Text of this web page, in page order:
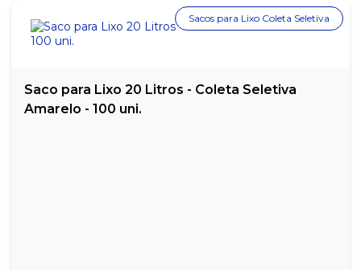
MARGARINA CREMOSA SEM SAL QUALY - POTE COM 500G
MARGARINA PRIMOR - BALDE 15KG
MARGARINA SEM SAL LECO SACHÊ - CAIXA COM 192 UNIDADES
Saco para Lixo 20 Litros - Coleta Seletiva
Amarelo - 100 uni.
Sacos para Lixo Coleta Seletiva